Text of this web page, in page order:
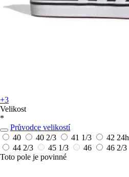
+3
Velikost
*
Průvodce velikostí
40
40 2/3 41 1/3 42 24h
44 2/3
45 1/3 46 46 2/3
Toto pole je povinné